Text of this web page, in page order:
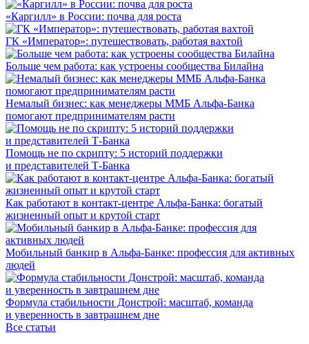
«Каргилл» в России: почва для роста
ГК «Император»: путешествовать, работая вахтой
Больше чем работа: как устроены сообщества Билайна
Немалый бизнес: как менеджеры ММБ Альфа-Банка
помогают предпринимателям расти
Помощь не по скрипту: 5 историй поддержки
и представителей Т-Банка
Как работают в контакт-центре Альфа-Банка: богатый
жизненный опыт и крутой старт
Мобильный банкир в Альфа-Банке: профессия для активных
людей
Формула стабильности Донстрой: масштаб, команда
и уверенность в завтрашнем дне
Все статьи